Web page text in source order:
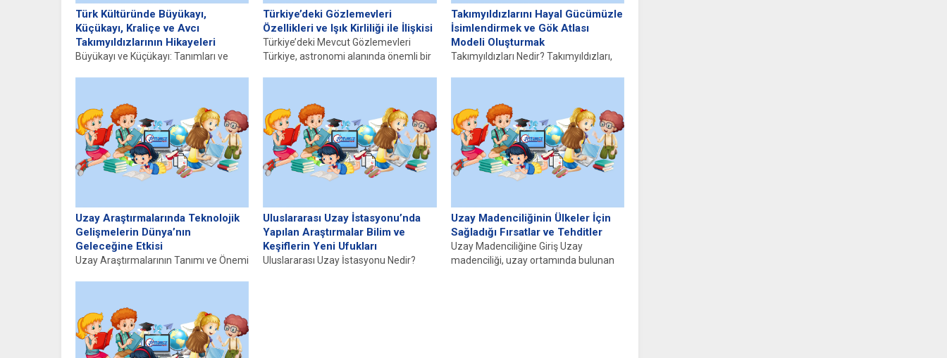
Türk Kültüründe Büyükayı,
Küçükayı, Kraliçe ve Avcı
Takımyıldızlarının Hikayeleri
Büyükayı ve Küçükayı: Tanımları ve
Türkiye’deki Gözlemevleri
Özellikleri ve Işık Kirliliği ile İlişkisi
Türkiye’deki Mevcut Gözlemevleri
Türkiye, astronomi alanında önemli bir
Takımyıldızlarını Hayal Gücümüzle
İsimlendirmek ve Gök Atlası
Modeli Oluşturmak
Takımyıldızları Nedir? Takımyıldızları,
Uzay Araştırmalarında Teknolojik
Gelişmelerin Dünya’nın
Geleceğine Etkisi
Uzay Araştırmalarının Tanımı ve Önemi
çalışmalardır....
Uluslararası Uzay İstasyonu’nda
Yapılan Araştırmalar Bilim ve
Keşiflerin Yeni Ufukları
Uluslararası Uzay İstasyonu Nedir?
Uzay Madenciliğinin Ülkeler İçin
Sağladığı Fırsatlar ve Tehditler
Uzay Madenciliğine Giriş Uzay
madenciliği, uzay ortamında bulunan